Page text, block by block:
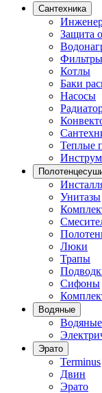
Сантехника
Защита
Фильтры
Котлы
Баки
Насосы
Теплые
Унитазы
Люки
Трапы
Сифоны
Водяные
Водяные
Эрато
Terminus
Двин
Эрато